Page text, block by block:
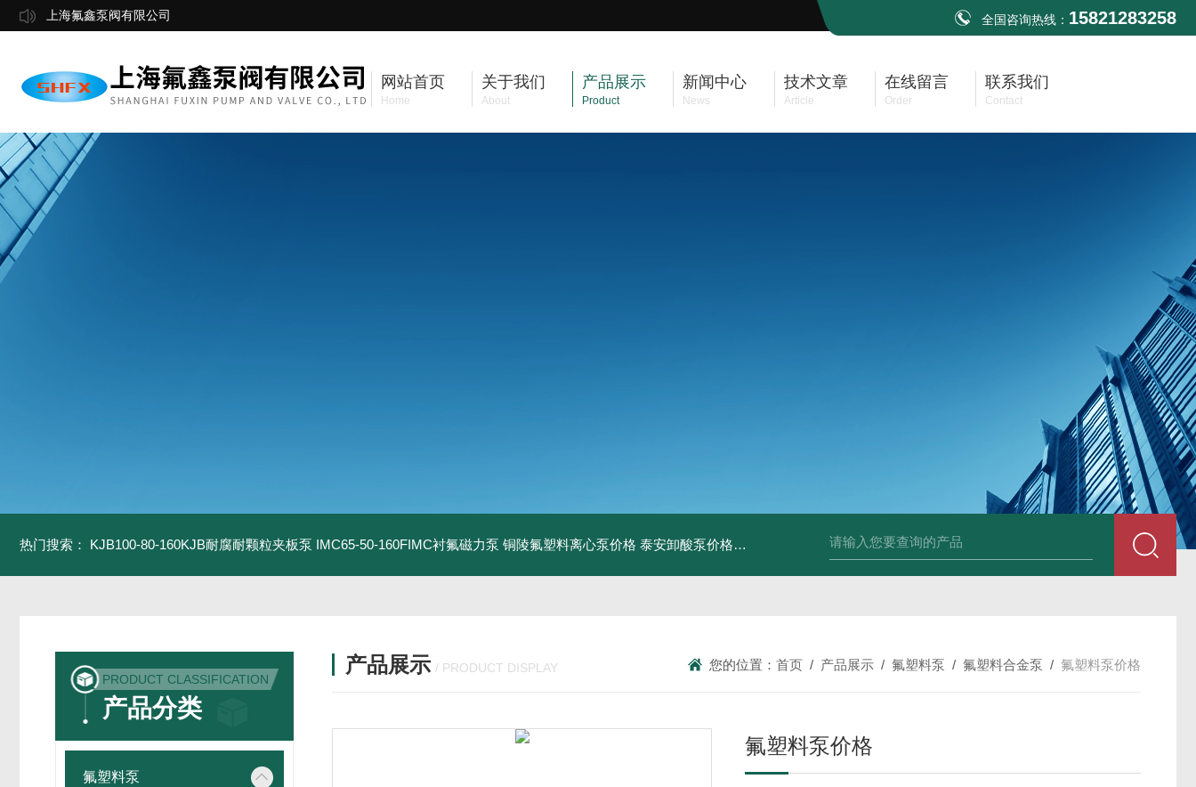
上海氟鑫泵阀有限公司 全国咨询热线： 15821283258
网站首页
Home
关于我们
About
产品展示
Product
新闻中心
News
技术文章
Article
在线留言
Order
联系我们
Contact
热门搜索： KJB100-80-160KJB耐腐耐颗粒夹板泵 IMC65-50-160FIMC衬氟磁力泵 铜陵氟塑料离心泵价格 泰安卸酸泵价格 济宁衬氟磁力泵型号 济宁衬氟离心泵厂家 枣庄衬氟泵价格
PRODUCT CLASSIFICATION
产品分类
氟塑料泵
产品展示 / PRODUCT DISPLAY 您的位置： 首页 / 产品展示 / 氟塑料泵 / 氟塑料合金泵 / 氟塑料泵价格
氟塑料泵价格